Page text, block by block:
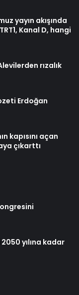
yayın akışında
Kanal D, hangi
rızalık
Erdoğan
kapısını açan
çıkarttı
yılına kadar